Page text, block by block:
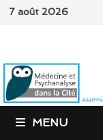
Passer
7 août 2026
MENU